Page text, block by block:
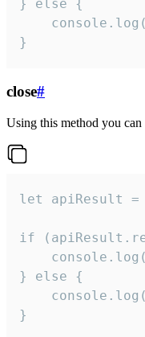
} else {
}
close#
Using this method you
let apiResult
if
} else {
}